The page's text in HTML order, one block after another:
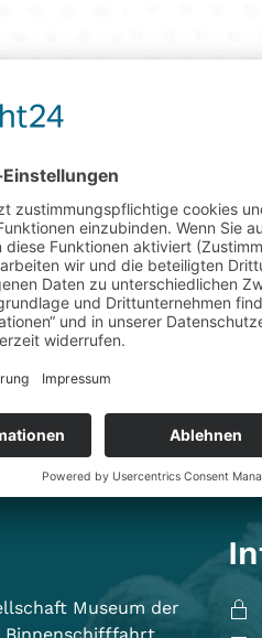
Uncategorized
delete it, then start writing!
Museum der